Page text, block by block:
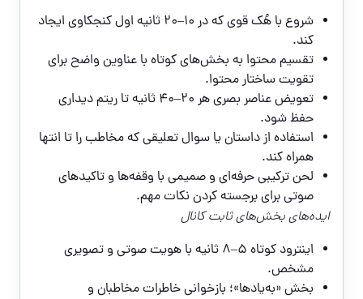
شروع با هُک قوی که در 10–20 ثانیه اول کنجکاوی ایجاد
کند.
تقسیم محتوا به بخش‌های کوتاه با عناوین واضح برای
تقویت ساختار محتوا.
تعویض عناصر بصری هر 20–40 ثانیه تا ریتم دیداری
حفظ شود.
استفاده از داستان یا سوال تعلیقی که مخاطب را تا انتها
همراه کند.
لحن ترکیبی حرفه‌ای و صمیمی با وقفه‌ها و تاکیدهای
صوتی برای برجسته کردن نکات مهم.
ایده‌های بخش‌های ثابت کانال
اینترود کوتاه ۵–۸ ثانیه با هویت صوتی و تصویری
مشخص.
بخش «به‌یادها»؛ بازخوانی خاطرات مخاطبان و